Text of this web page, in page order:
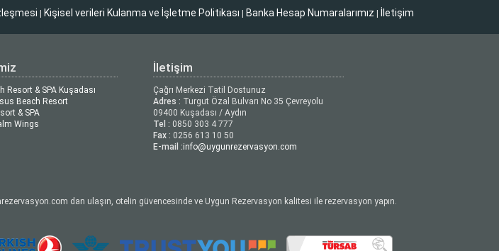
| Kişisel verileri Kulanma ve İşletme Politikası | Banka Hesap Numaralarımız | İletişim
Resort & SPA Kuşadası
Beach Resort
& SPA
Wings
İletişim
Çağrı Merkezi Tatil Dostunuz
Adres : Turgut Özal Bulvarı No 35 Çevreyolu
09400 Kuşadası / Aydın
Tel : 0850 303 4 777
Fax : 0256 613 10 50
E-mail :info@uygunrezervasyon.com
dan ulaşın, otelin güvencesinde ve Uygun Rezervasyon kalitesi ile rezervasyon yapın.